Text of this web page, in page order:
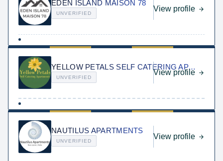
EDEN ISLAND MAISON 78
UNVERIFIED
View profile
YELLOW PETALS SELF CATERING APARTMENTS
UNVERIFIED
View profile
NAUTILUS APARTMENTS
UNVERIFIED
View profile